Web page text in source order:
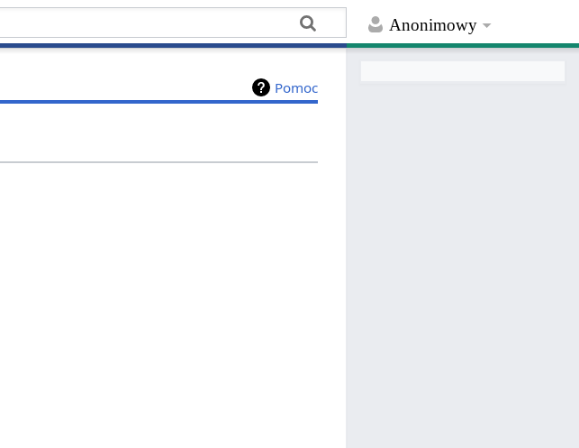
Anonimowy
Pomoc